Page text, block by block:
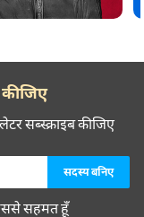
कीजिए
सब्स्क्राइब कीजिए
सहमत हूँ